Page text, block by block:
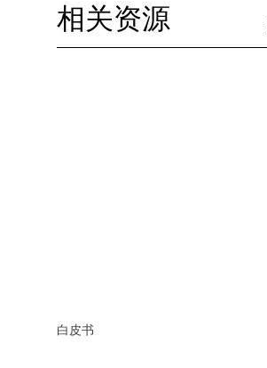
相关资源
白皮书